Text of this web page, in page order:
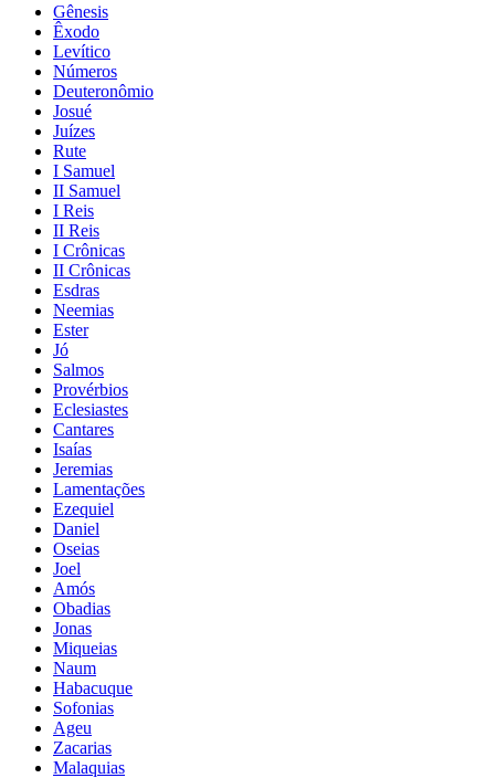
Gênesis
Êxodo
Levítico
Números
Deuteronômio
Josué
Juízes
Rute
I Samuel
II Samuel
I Reis
II Reis
I Crônicas
II Crônicas
Esdras
Neemias
Ester
Jó
Salmos
Provérbios
Eclesiastes
Cantares
Isaías
Jeremias
Lamentações
Ezequiel
Daniel
Oseias
Joel
Amós
Obadias
Jonas
Miqueias
Naum
Habacuque
Sofonias
Ageu
Zacarias
Malaquias